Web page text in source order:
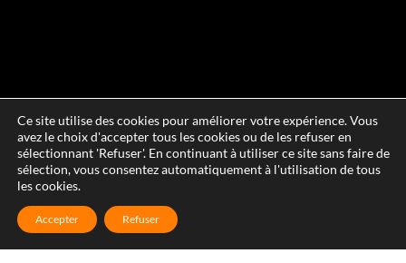
Ce site utilise des cookies pour améliorer votre expérience. Vous
avez le choix d'accepter tous les cookies ou de les refuser en
sélectionnant 'Refuser'. En continuant à utiliser ce site sans faire de
sélection, vous consentez automatiquement à l'utilisation de tous
les cookies.
Accepter Refuser